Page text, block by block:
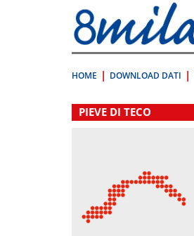
direttamente
a:
Contenuto
HOME DOWNLOAD DATI
.
PIEVE DI TECO